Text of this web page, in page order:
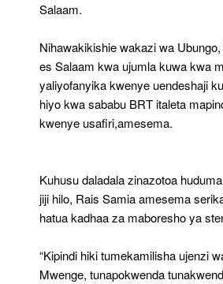
Salaam.
Nihawakikishie wakazi wa
es Salaam kwa ujumla kuwa kwa
yaliyofanyika kwenye uendeshaji
hiyo kwa sababu BRT italeta
kwenye usafiri,amesema.
Kuhusu daladala zinazotoa
jiji hilo, Rais Samia amesema
hatua kadhaa za maboresho ya
“Kipindi hiki tumekamilisha ujenzi
Mwenge, tunapokwenda